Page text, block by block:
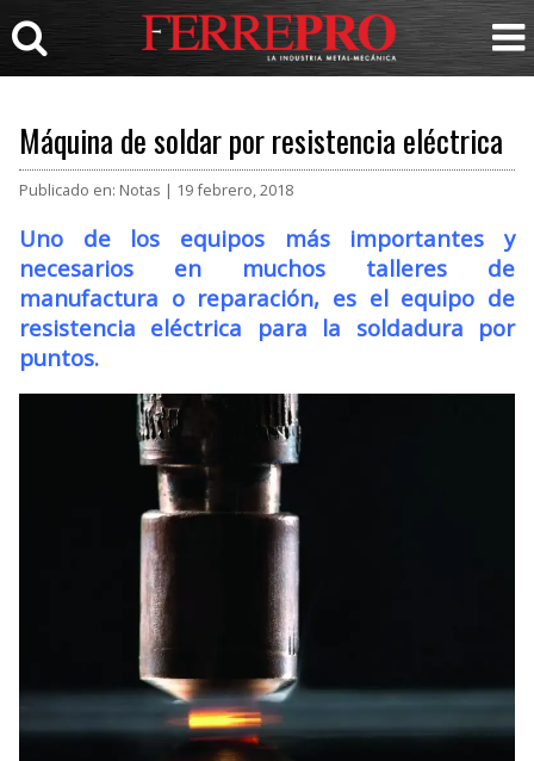
Máquina de soldar por resistencia eléctrica
Publicado en: Notas | 19 febrero, 2018
Uno de los equipos más importantes y
necesarios en muchos talleres de
manufactura o reparación, es el equipo de
resistencia eléctrica para la soldadura por
puntos.